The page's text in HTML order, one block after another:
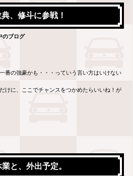
、修斗に参戦！
のブログ
番の強豪かも・・・っていう言い方はいけない
けに、ここでチャンスをつかめたらいいね！が
と、外出予定。